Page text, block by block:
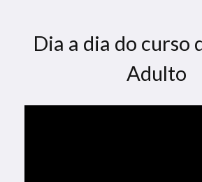
Dia a dia do curso
Adulto